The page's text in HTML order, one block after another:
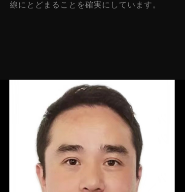
線にとどまることを確実にしています。